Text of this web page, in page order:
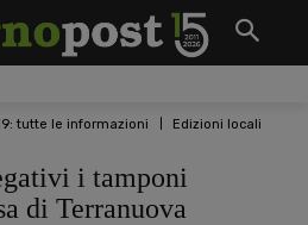
tutte le informazioni
Edizioni locali
i tamponi
di Terranuova